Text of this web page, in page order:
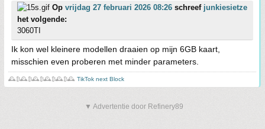
Op vrijdag 27 februari 2026 08:26 schreef junkiesietze
het volgende:
3060TI
Ik kon wel kleinere modellen draaien op mijn 6GB kaart,
misschien even proberen met minder parameters.
🕰️₿🕰️₿🕰️₿🕰️₿🕰️₿🕰️ TikTok next Block
▼ Advertentie door Refinery89